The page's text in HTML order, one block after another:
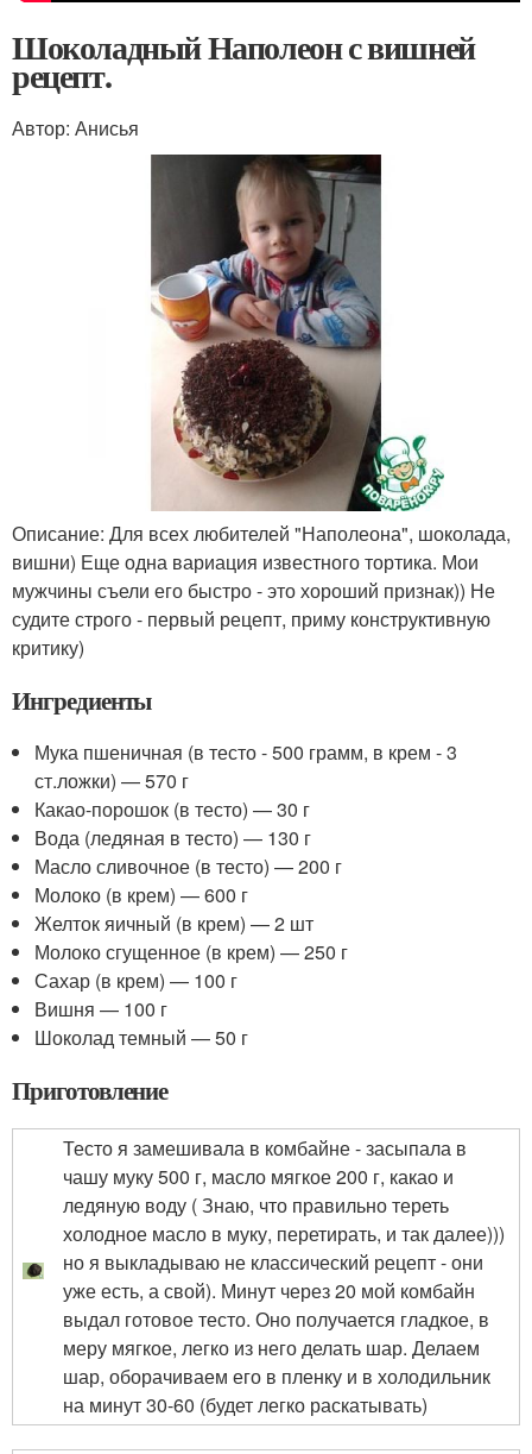
Шоколадный Наполеон с вишней
рецепт.
Автор: Анисья
Описание: Для всех любителей "Наполеона", шоколада,
вишни) Еще одна вариация известного тортика. Мои
мужчины съели его быстро - это хороший признак)) Не
судите строго - первый рецепт, приму конструктивную
критику)
Ингредиенты
Мука пшеничная (в тесто - 500 грамм, в крем - 3
ст.ложки) — 570 г
Какао-порошок (в тесто) — 30 г
Вода (ледяная в тесто) — 130 г
Масло сливочное (в тесто) — 200 г
Молоко (в крем) — 600 г
Желток яичный (в крем) — 2 шт
Молоко сгущенное (в крем) — 250 г
Сахар (в крем) — 100 г
Вишня — 100 г
Шоколад темный — 50 г
Приготовление
Тесто я замешивала в комбайне - засыпала в
чашу муку 500 г, масло мягкое 200 г, какао и
ледяную воду ( Знаю, что правильно тереть
холодное масло в муку, перетирать, и так далее)))
но я выкладываю не классический рецепт - они
уже есть, а свой). Минут через 20 мой комбайн
выдал готовое тесто. Оно получается гладкое, в
меру мягкое, легко из него делать шар. Делаем
шар, оборачиваем его в пленку и в холодильник
на минут 30-60 (будет легко раскатывать)